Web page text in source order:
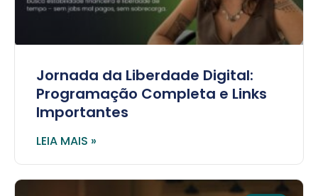
Jornada da Liberdade Digital:
Programação Completa e Links
Importantes
LEIA MAIS »